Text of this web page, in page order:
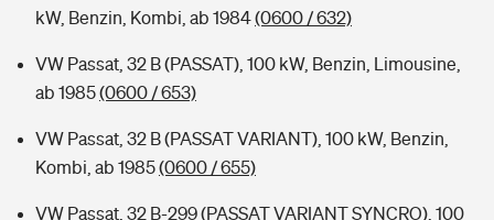
kW, Benzin, Kombi, ab 1984(0600 / 632)
VW Passat, 32 B (PASSAT), 100 kW, Benzin, Limousine,
ab 1985(0600 / 653)
VW Passat, 32 B (PASSAT VARIANT), 100 kW, Benzin,
Kombi, ab 1985(0600 / 655)
VW Passat, 32 B-299 (PASSAT VARIANT SYNCRO), 100